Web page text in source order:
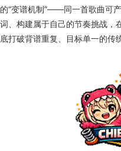
的“变谱机制”——同一首歌曲可
词、构建属于自己的节奏挑战，
底打破背谱重复、目标单一的传